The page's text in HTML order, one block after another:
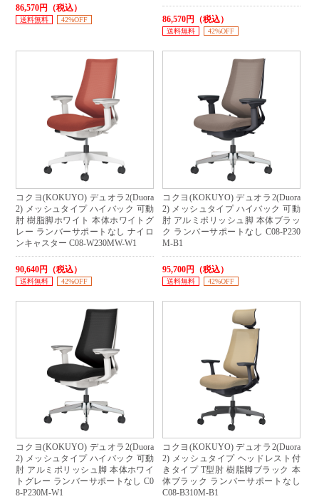
86,570円（税込）
送料無料 42%OFF 86,570円（税込）
送料無料 42%OFF
コクヨ(KOKUYO) デュオラ2(Duora
2) メッシュタイプ ハイバック 可動
肘 樹脂脚ホワイト 本体ホワイトグ
レー ランバーサポートなし ナイロ
ンキャスター C08-W230MW-W1
90,640円（税込）
送料無料 42%OFF
コクヨ(KOKUYO) デュオラ2(Duora
2) メッシュタイプ ハイバック 可動
肘 アルミポリッシュ脚 本体ブラッ
ク ランバーサポートなし C08-P230
M-B1
95,700円（税込）
送料無料 42%OFF
コクヨ(KOKUYO) デュオラ2(Duora
2) メッシュタイプ ハイバック 可動
肘 アルミポリッシュ脚 本体ホワイ
トグレー ランバーサポートなし C0
8-P230M-W1
コクヨ(KOKUYO) デュオラ2(Duora
2) メッシュタイプ ヘッドレスト付
きタイプ T型肘 樹脂脚ブラック 本
体ブラック ランバーサポートなし
C08-B310M-B1